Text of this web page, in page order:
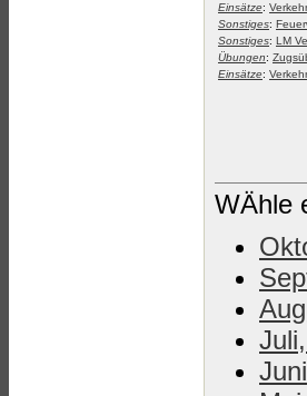
Einsätze:
Sonstiges:
Sonstiges: LM
Übungen:
Einsätze:
WÄhle